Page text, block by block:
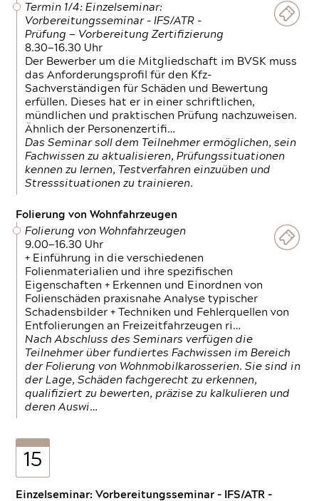
Termin 1/4: Einzelseminar:
Vorbereitungsseminar - IFS/ATR -
Prüfung — Vorbereitung Zertifizierung
8.30—16.30 Uhr
Der Bewerber um die Mitgliedschaft im BVSK muss
das Anforderungsprofil für den Kfz-
Sachverständigen für Schäden und Bewertung
erfüllen. Dieses hat er in einer schriftlichen,
mündlichen und praktischen Prüfung nachzuweisen.
Ähnlich der Personenzertifi…
Das Seminar soll dem Teilnehmer ermöglichen, sein
Fachwissen zu aktualisieren, Prüfungssituationen
kennen zu lernen, Testverfahren einzuüben und
Stresssituationen zu trainieren.
Folierung von Wohnfahrzeugen
Folierung von Wohnfahrzeugen
9.00—16.30 Uhr
+ Einführung in die verschiedenen
Folienmaterialien und ihre spezifischen
Eigenschaften + Erkennen und Einordnen von
Folienschäden praxisnahe Analyse typischer
Schadensbilder + Techniken und Fehlerquellen von
Entfolierungen an Freizeitfahrzeugen ri…
Nach Abschluss des Seminars verfügen die
Teilnehmer über fundiertes Fachwissen im Bereich
der Folierung von Wohnmobilkarosserien. Sie sind in
der Lage, Schäden fachgerecht zu erkennen,
qualifiziert zu bewerten, präzise zu kalkulieren und
deren Auswi…
15
Einzelseminar: Vorbereitungsseminar - IFS/ATR -